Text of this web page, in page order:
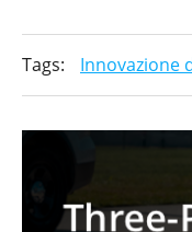
Tags: Innovazione